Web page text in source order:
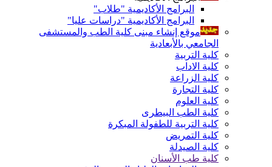
البرامج الأكاديمية "طلاب"
البرامج الأكاديمية "دراسات عليا"
موقع إنشاء مبنى كلية الطب والمستشفى
الجامعي بالأبعادية
كلية التربية
كلية الاداب
كلية الزراعة
كلية التجارة
كلية العلوم
كلية الطب البيطرى
كلية التربية للطفولة المبكرة
كلية التمريض
كلية الصيدلة
كلية طب الأسنان